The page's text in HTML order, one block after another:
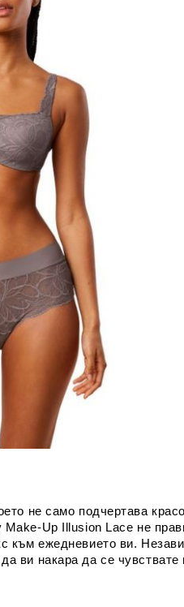
не само подчертава
Up Illusion Lace не
към ежедневието ви.
ви накара да се чувствате